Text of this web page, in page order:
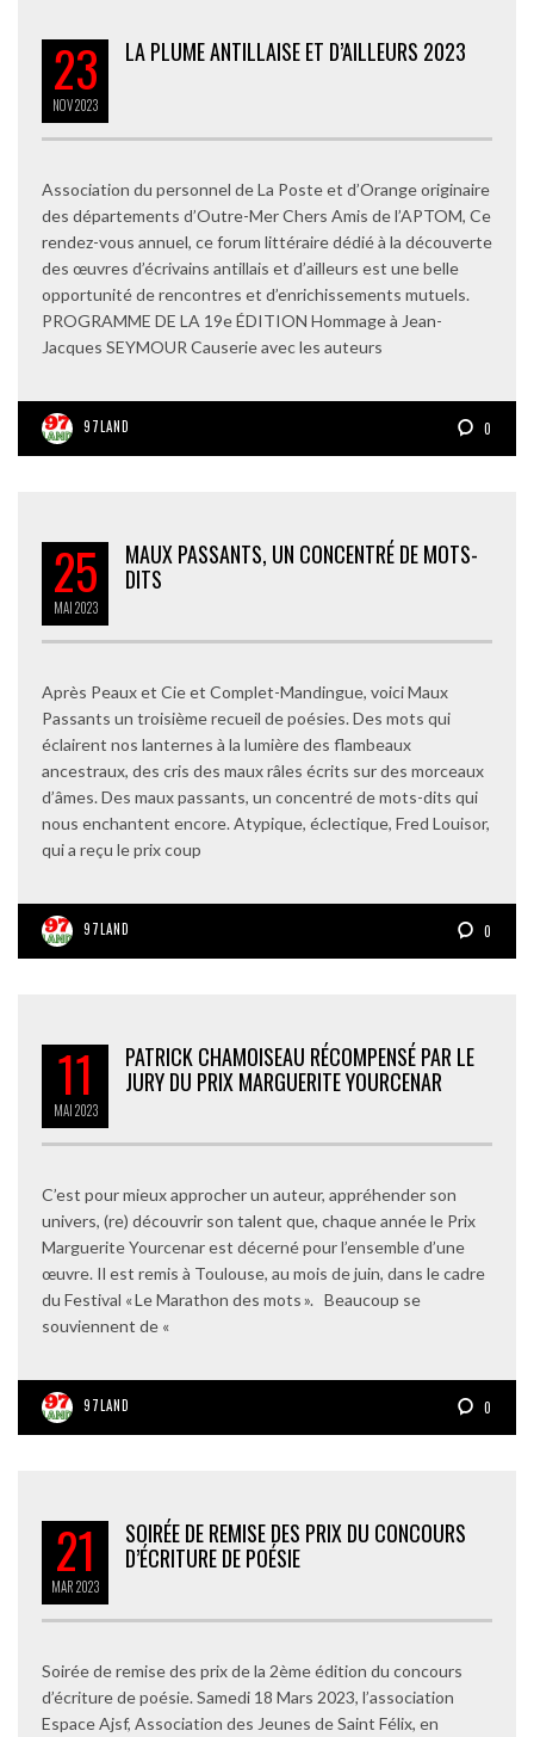
23
NOV2023
LA PLUME ANTILLAISE ET D’AILLEURS 2023
Association du personnel de La Poste et d’Orange originaire
des départements d’Outre-Mer Chers Amis de l’APTOM, Ce
rendez-vous annuel, ce forum littéraire dédié à la découverte
des œuvres d’écrivains antillais et d’ailleurs est une belle
opportunité de rencontres et d’enrichissements mutuels.
PROGRAMME DE LA 19e ÉDITION Hommage à Jean-
Jacques SEYMOUR Causerie avec les auteurs
97LAND 0
25
MAI2023
MAUX PASSANTS, UN CONCENTRÉ DE MOTS-
DITS
Après Peaux et Cie et Complet-Mandingue, voici Maux
Passants un troisième recueil de poésies. Des mots qui
éclairent nos lanternes à la lumière des flambeaux
ancestraux, des cris des maux râles écrits sur des morceaux
d’âmes. Des maux passants, un concentré de mots-dits qui
nous enchantent encore. Atypique, éclectique, Fred Louisor,
qui a reçu le prix coup
97LAND 0
11
MAI2023
PATRICK CHAMOISEAU RÉCOMPENSÉ PAR LE
JURY DU PRIX MARGUERITE YOURCENAR
C’est pour mieux approcher un auteur, appréhender son
univers, (re) découvrir son talent que, chaque année le Prix
Marguerite Yourcenar est décerné pour l’ensemble d’une
œuvre. Il est remis à Toulouse, au mois de juin, dans le cadre
du Festival « Le Marathon des mots ». Beaucoup se
souviennent de «
97LAND 0
21
MAR2023
SOIRÉE DE REMISE DES PRIX DU CONCOURS
D’ÉCRITURE DE POÉSIE
Soirée de remise des prix de la 2ème édition du concours
d’écriture de poésie. Samedi 18 Mars 2023, l’association
Espace Ajsf, Association des Jeunes de Saint Félix, en